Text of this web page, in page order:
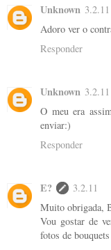
Unknown 3.2.11
Adoro ver o
Responder
Unknown 3.2.11
O meu era
enviar:)
Responder
E?
3.2.11
Muito obrigada,
Vou gostar de
fotos de